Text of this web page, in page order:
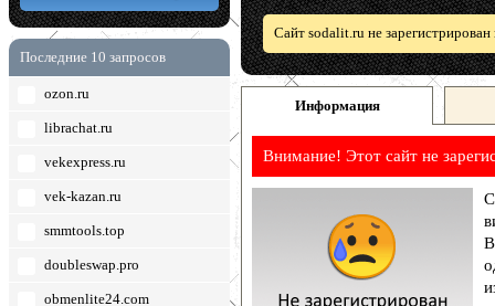
Последние 10 запросов
ozon.ru
librachat.ru
vekexpress.ru
vek-kazan.ru
smmtools.top
doubleswap.pro
obmenlite24.com
Сайт sodalit.ru не
Информация
Внимание! Этот сайт не